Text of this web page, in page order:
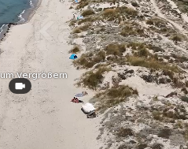
Vergrößern